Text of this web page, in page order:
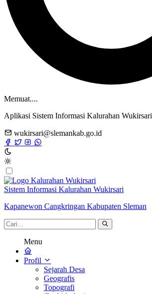
Memuat....
Aplikasi Sistem Informasi Kalurahan Wukirsari
wukirsari@slemankab.go.id
Sistem Informasi Kalurahan Wukirsari
Kapanewon Cangkringan Kabupaten Sleman
Menu
Profil
Sejarah Desa
Geografis
Topografi